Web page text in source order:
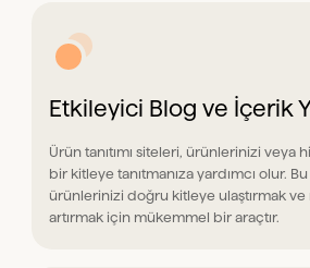
Etkileyici Blog ve İçerik
Ürün tanıtımı siteleri, ürünlerinizi veya
bir kitleye tanıtmanıza yardımcı olur.
ürünlerinizi doğru kitleye ulaştırmak
artırmak için mükemmel bir araçtır.